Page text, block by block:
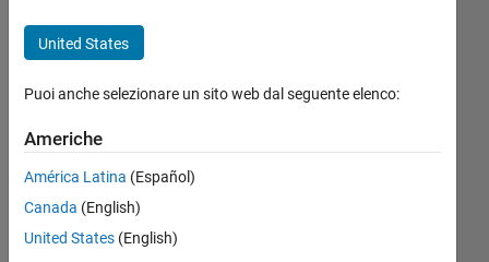
static
problem
Robin
9 Apr
2014
United States
Puoi anche selezionare un sito web dal seguente elenco:
Americhe
América Latina (Español)
Canada (English)
United States (English)